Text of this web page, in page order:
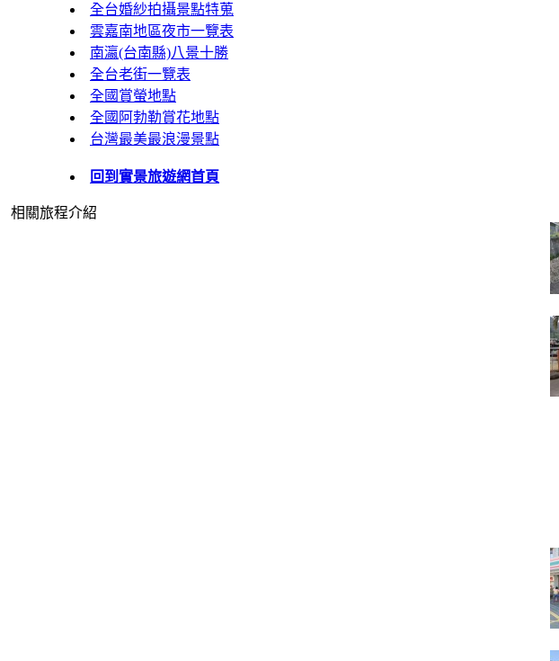
全台婚紗拍攝景點特蒐
雲嘉南地區夜市一覽表
南瀛(台南縣)八景十勝
全台老街一覽表
全國賞螢地點
全國阿勃勒賞花地點
台灣最美最浪漫景點
回到實景旅遊網首頁
相關旅程介紹